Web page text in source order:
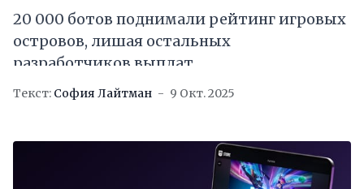
20 000 ботов поднимали рейтинг игровых
островов, лишая остальных
разработчиков выплат
Текст: София Лайтман 9 Окт. 2025